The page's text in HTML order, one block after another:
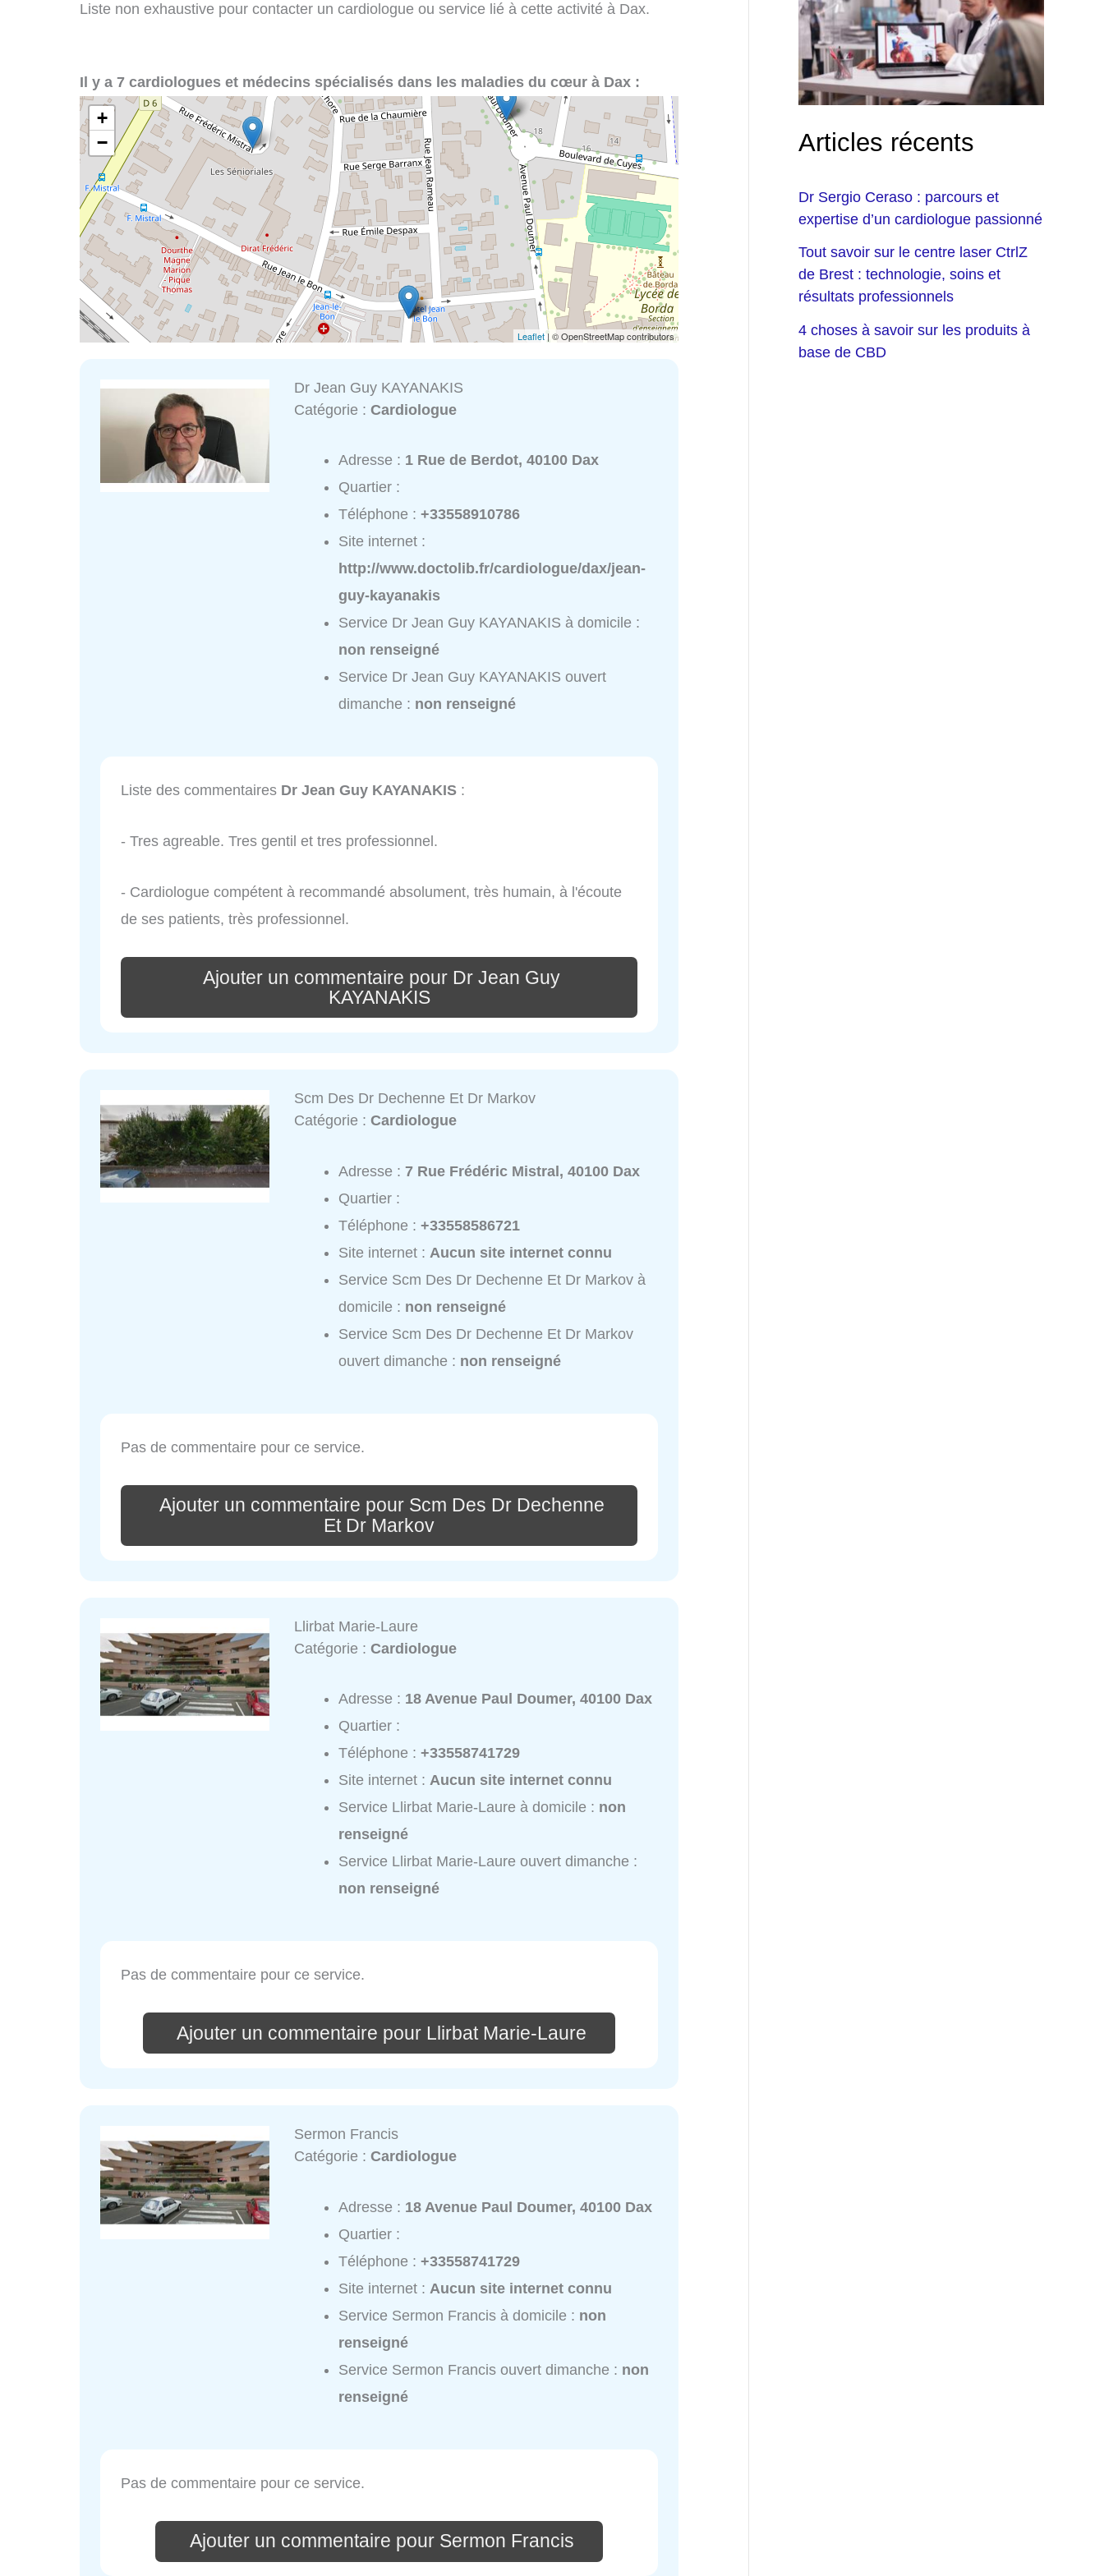
Liste non exhaustive pour contacter un cardiologue ou service lié à cette activité à Dax.
Il y a 7 cardiologues et médecins spécialisés dans les maladies du cœur à Dax :
+
−
Leaflet | © OpenStreetMap contributors
Dr Jean Guy KAYANAKIS
Catégorie :Cardiologue
Adresse : 1 Rue de Berdot, 40100 Dax
Quartier :
Téléphone :+33558910786
Site internet :
http://www.doctolib.fr/cardiologue/dax/jean-
guy-kayanakis
Service Dr Jean Guy KAYANAKIS à domicile :
non renseigné
Service Dr Jean Guy KAYANAKIS ouvert
dimanche : non renseigné
Liste des commentaires Dr Jean Guy KAYANAKIS :
- Tres agreable. Tres gentil et tres professionnel.
- Cardiologue compétent à recommandé absolument, très humain, à l'écoute
de ses patients, très professionnel.
Ajouter un commentaire pour Dr Jean Guy
KAYANAKIS
Scm Des Dr Dechenne Et Dr Markov
Catégorie :Cardiologue
Adresse :7 Rue Frédéric Mistral, 40100 Dax
Quartier :
Téléphone :+33558586721
Site internet : Aucun site internet connu
Service Scm Des Dr Dechenne Et Dr Markov à
domicile : non renseigné
Service Scm Des Dr Dechenne Et Dr Markov
ouvert dimanche : non renseigné
Pas de commentaire pour ce service.
Ajouter un commentaire pour Scm Des Dr Dechenne
Et Dr Markov
Llirbat Marie-Laure
Catégorie :Cardiologue
Adresse : 18 Avenue Paul Doumer, 40100 Dax
Quartier :
Téléphone :+33558741729
Site internet :Aucun site internet connu
Service Llirbat Marie-Laure à domicile : non
renseigné
Service Llirbat Marie-Laure ouvert dimanche :
non renseigné
Pas de commentaire pour ce service.
Ajouter un commentaire pour Llirbat Marie-Laure
Sermon Francis
Catégorie :Cardiologue
Adresse : 18 Avenue Paul Doumer, 40100 Dax
Quartier :
Téléphone :+33558741729
Site internet : Aucun site internet connu
Service Sermon Francis à domicile : non
renseigné
Service Sermon Francis ouvert dimanche : non
renseigné
Pas de commentaire pour ce service.
Ajouter un commentaire pour Sermon Francis
Articles récents
Dr Sergio Ceraso : parcours et
expertise d’un cardiologue passionné
Tout savoir sur le centre laser CtrlZ
de Brest : technologie, soins et
résultats professionnels
4 choses à savoir sur les produits à
base de CBD